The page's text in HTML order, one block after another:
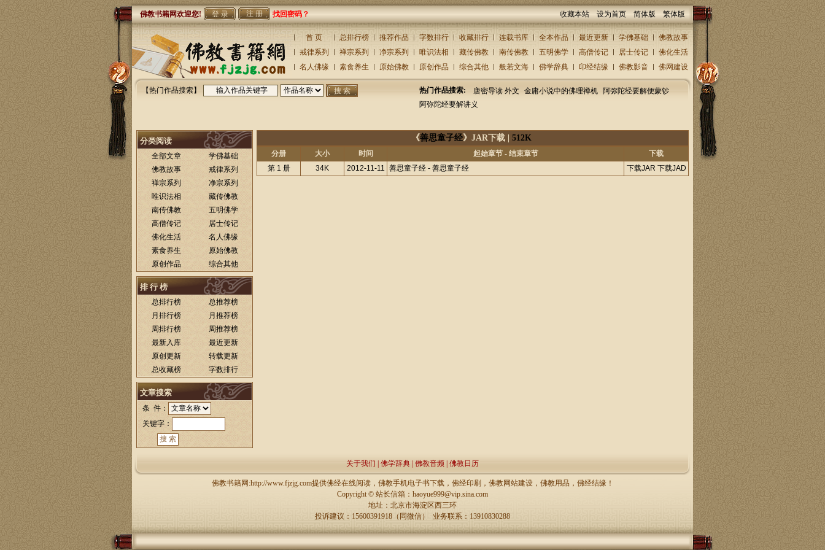
佛教书籍网欢迎您! 注 册 找回密码？ 收藏本站 设为首页 简体版 繁体版
首 页 总排行榜 推荐作品 字数排行 收藏排行 连载书库 全本作品 最近更新 学佛基础
佛教故事
戒律系列
禅宗系列 净宗系列 唯识法相 藏传佛教 南传佛教 五明佛学 高僧传记 居士传记
佛化生活
名人佛缘
素食养生 原始佛教 原创作品 综合其他 般若文海 佛学辞典 印经结缘 佛教影音 佛网建设
【热门作品搜索】 热门作品搜索: 唐密导读 外文 金庸小说中的佛理禅机
阿弥陀经要解便蒙钞
阿弥陀经要解讲义
分类阅读
全部文章
学佛基础
佛教故事
戒律系列
禅宗系列
净宗系列
唯识法相
藏传佛教
南传佛教
五明佛学
高僧传记
居士传记
佛化生活
名人佛缘
素食养生
原始佛教
原创作品
综合其他
排 行 榜
总排行榜
总推荐榜
月排行榜
月推荐榜
周排行榜
周推荐榜
最新入库
最近更新
原创更新
转载更新
总收藏榜
字数排行
文章搜索
条 件：
关键字：
《善思童子经》JAR下载 | 512K
分册 大小 时间 起始章节 - 结束章节
下载
第 1 册
34K 2012-11-11 善思童子经 - 善思童子经 下载JAR 下载JAD
关于我们 佛学辞典 佛教音频 佛教日历
佛教书籍网:http://www.fjzjg.com提供佛经在线阅读，佛教手机电子书下载，佛经印刷，佛教网站建设，佛教用品，佛经结缘！
Copyright © 站长信箱：haoyue999@vip.sina.com
地址：北京市海淀区西三环
投诉建议：15600391918（同微信） 业务联系：13910830288